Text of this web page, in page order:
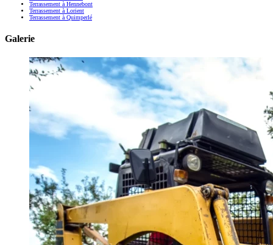
Terrassement à Hennebont
Terrassement à Lorient
Terrassement à Quimperlé
Galerie